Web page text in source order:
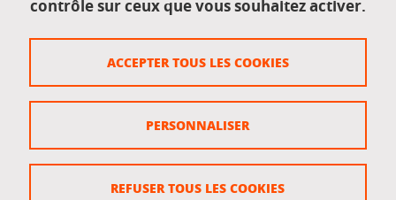
Données personnelles
Crédits
Gestion des cookies
Accessibilité : non conforme
contrôle sur ceux que vous souhaitez activer.
ACCEPTER TOUS LES COOKIES
REFUSER TOUS LES COOKIES
PERSONNALISER